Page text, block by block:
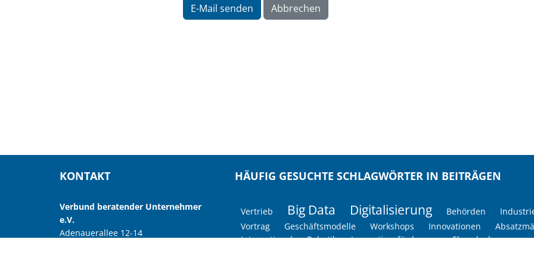
KONTAKT
Verbund beratender Unternehmer
e.V.
Adenauerallee 12-14
HÄUFIG GESUCHTE SCHLAGWÖRTER IN BEITRÄGEN
Vertrieb Big Data Digitalisierung Behörden
Vortrag
Geschäftsmodelle Workshops Innovationen
International
Robotik Innovationsförderung
Ehrenkodex